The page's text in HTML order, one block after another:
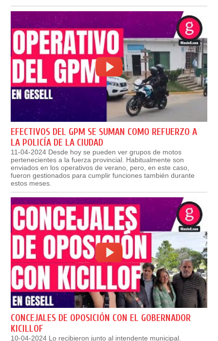
EFECTIVOS DEL GPM SE SUMAN COMO REFUERZO A
LA POLICÍA DE LA CIUDAD
11-04-2024 Desde hoy se pueden ver grupos de motos
pertenecientes a la fuerza provincial. Habitualmente son
enviados en los operativos de verano, pero, en este caso,
fueron gestionados para cumplir funciones también durante
estos meses.
CONCEJALES DE OPOSICIÓN CON EL GOBERNADOR
KICILLOF
10-04-2024 Lo recibieron junto al intendente municipal.